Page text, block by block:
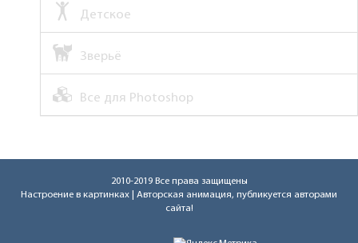
Детское
Зверьё
Все для Photoshop
2010-2019 Все права защищены
Настроение в картинках | Авторская анимация, публикуется авторами
сайта!